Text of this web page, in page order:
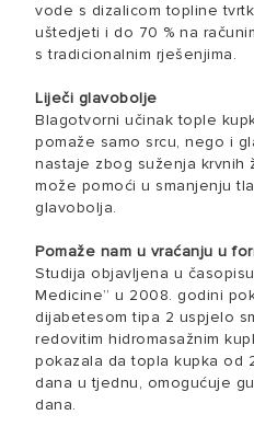
vode s dizalicom topline
uštedjeti i do 70 % na
s tradicionalnim rješenjima.
Liječi glavobolje
Blagotvorni učinak tople
pomaže samo srcu, nego i
nastaje zbog suženja krvnih
može pomoći u smanjenju
glavobolja.
Pomaže nam u vraćanju u
Studija objavljena u
Medicine” u 2008. godini
dijabetesom tipa 2 uspjelo
redovitim hidromasažnim
pokazala da topla kupka od
dana u tjednu, omogućuje
dana.